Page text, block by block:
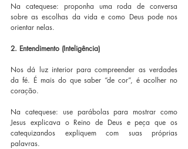
Na catequese: proponha uma roda de conversa
sobre as escolhas da vida e como Deus pode nos
orientar nelas.
2. Entendimento (Inteligência)
Nos dá luz interior para compreender as verdades
da fé. É mais do que saber “de cor”, é acolher no
coração.
Na catequese: use parábolas para mostrar como
Jesus explicava o Reino de Deus e peça que os
catequizandos expliquem com suas próprias
palavras.